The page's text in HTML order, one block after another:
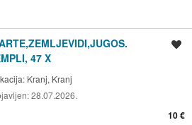
47 X
Kranj, Kranj
28.07.2026.
10 €